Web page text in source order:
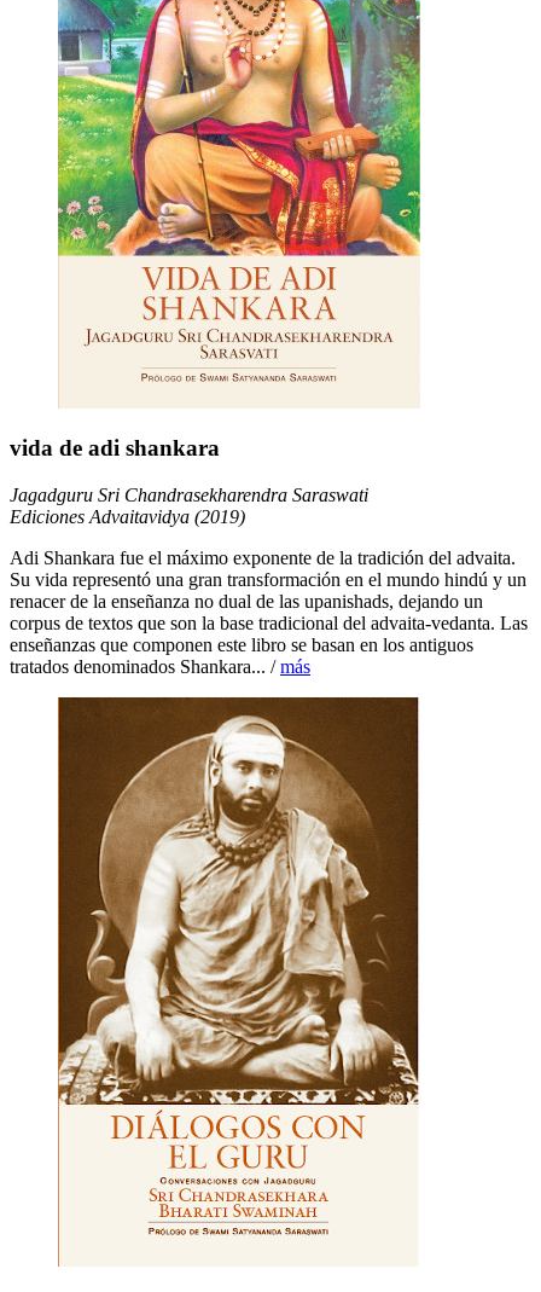
vida de adi shankara
Jagadguru Sri Chandrasekharendra Saraswati
Ediciones Advaitavidya (2019)
Adi Shankara fue el máximo exponente de la tradición del advaita.
Su vida representó una gran transformación en el mundo hindú y un
renacer de la enseñanza no dual de las upanishads, dejando un
corpus de textos que son la base tradicional del advaita-vedanta. Las
enseñanzas que componen este libro se basan en los antiguos
tratados denominados Shankara... /más